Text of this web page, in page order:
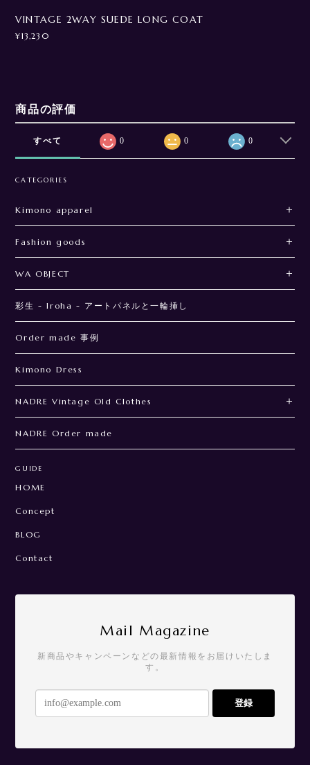
VINTAGE 2WAY SUEDE LONG COAT
¥13,230
商品の評価
すべて 0 0 0
CATEGORIES
Kimono apparel
Fashion goods
WA OBJECT
彩生 - Iroha - アートパネルと一輪挿し
Order made 事例
Kimono Dress
NADRE Vintage Old Clothes
NADRE Order made
GUIDE
HOME
Concept
BLOG
Contact
Mail Magazine
新商品やキャンペーンなどの最新情報をお届けいたしま
す。
登録